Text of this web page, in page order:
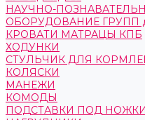
НАУЧНО-
ОБОРУДОВАНИЕ ГРУПП
КРОВАТИ МАТРАЦЫ КПБ
ХОДУНКИ
СТУЛЬЧИК ДЛЯ
КОЛЯСКИ
МАНЕЖИ
КОМОДЫ
ПОДСТАВКИ ПОД